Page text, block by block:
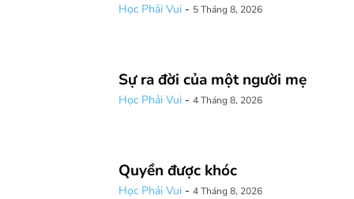
Học Phải Vui - 5 Tháng 8, 2026
Sự ra đời của một người mẹ
Học Phải Vui - 4 Tháng 8, 2026
Quyền được khóc
Học Phải Vui - 4 Tháng 8, 2026